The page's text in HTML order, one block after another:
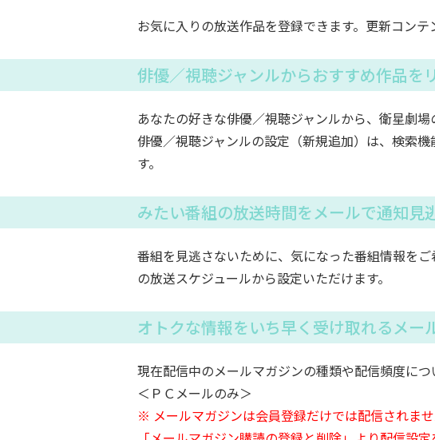
お気に入りの放送作品を登録できます。更新コン
俳優／視聴ジャンルからおすすめ作品を
あなたの好きな俳優／視聴ジャンルから、衛星劇場
俳優／視聴ジャンルの設定（新規追加）は、検索
す。
みたい番組の放送時間をメールで通知見
番組を見逃さないために、気になった番組情報を
の放送スケジュールから設定いただけます。
オトクな情報をいち早く受け取れるメー
現在配信中のメールマガジンの種類や配信頻度に
＜ＰＣメールのみ＞
※ メールマガジンは会員登録だけでは配信されませ